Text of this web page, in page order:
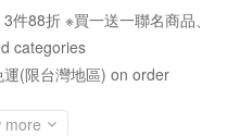
件88折 ※買一送一聯名商品、
categories
(限台灣地區) on order
more